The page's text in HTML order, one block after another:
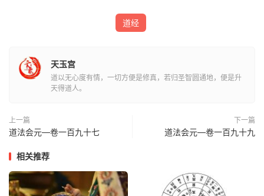
妙帅昭应真君，
天丁姓张名忠，翠发，天丁冠，美眉玉色，满月相，赤情，
朱履，遍身流火，左执金钟，右仗火剑，乘火鸾火凤，或骑
火龙，或飞步太空也。
火铃童子四员，
火铃金光童子张道真，
道经
天玉宫
道以无心度有情，一切方便是修真，若归圣智圆通地，便是升
天得道人。
上一篇
道法会元—卷一百九十七
下一篇
道法会元—卷一百九十九
相关推荐